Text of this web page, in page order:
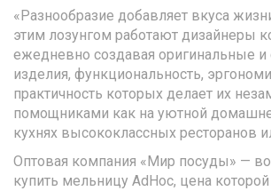
«Разнообразие добавляет вкуса
этим лозунгом работают дизайнеры
ежедневно создавая оригинальные и
изделия, функциональность,
практичность которых делает их
помощниками как на уютной
кухнях высококлассных ресторанов
Оптовая компания «Мир посуды» —
купить мельницу AdHoc, цена